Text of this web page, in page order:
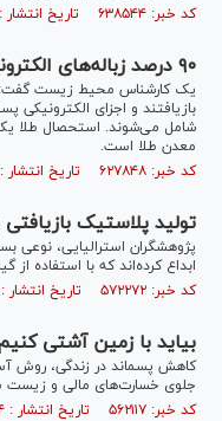
کد خبر: ۶۳۸۵۴۴ تاریخ انتشار : ۱۳۹۹/۰۴/۳۰
۹۰ درصد زباله‌های الکترونیکی قابل بازیافتند
بازیافتند و اجزای الکترونیکی
شامل می‌شوند. استحصال طلا یک
معدن طلا است.
کد خبر: ۶۲۷۸۴۸ تاریخ انتشار : ۱۳۹۹/۰۳/۲۱
تولید پلاستیک بازیافتی
پژوهشگران استرالیایی، نوعی
ابداع کرده‌اند که با استفاده
کد خبر: ۵۷۲۲۷۲ تاریخ انتشار : ۱۳۹۸/۰۹/۰۹
بیاید با زمین آشتی
کاهش پسماند در زندگی، روش
جلوی خسارت‌های مالی و زیست
کد خبر: ۵۶۲۱۱۷ تاریخ انتشار : ۱۳۹۸/۰۸/۰۴